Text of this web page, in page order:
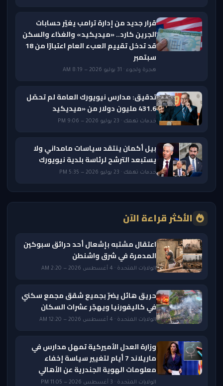
قرار جديد من إدارة ترامب يغيّر حسابات
الجرين كارد.. «ميديكيد» والغذاء والسكن
قد تدخل تقييم العبء العام اعتبارًا من 18
سبتمبر
هجرة ولجوء · 31 يوليو 2026 — 8:19 AM
تدقيق: مدارس نيويورك العامة لم تحصّل
431.6 مليون دولار من «ميديكيد
خدمات تهمك · 23 يوليو 2026 — 9:06 PM
بيل أكمان ينتقد سياسات مامداني ولا
يستبعد الترشح لرئاسة بلدية نيويورك
خدمات تهمك · 23 يوليو 2026 — 5:35 PM
الأكثر قراءة الآن
اعتقال مشتبه بإشعال أحد حرائق سبوكين
المدمرة في شرق واشنطن
الولايات المتحدة · 4 أغسطس 2026 — 2:20 AM
حريق هائل يضرّ بجميع شقق مجمع سكني
في كاليفورنيا ويهجّر عشرات السكان
الولايات المتحدة · 4 أغسطس 2026 — 12:20 AM
وزارة العدل الأميركية تمهل مدارس في
ماريلاند 7 أيام لتغيير سياسة إخفاء
معلومات الهوية الجندرية عن الأهالي
الولايات المتحدة · 3 أغسطس 2026 — 11:05 PM